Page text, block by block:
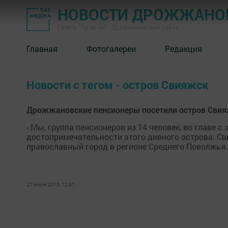
НОВОСТИ
Главная Фотогалереи Редакция
Новости с тегом - остров Свияжск
Дрожжановские пенсионеры посетили остров
- Мы, группа пенсионеров из 14 человек, во главе
достопримечательности этого дивного острова.
православный город в регионе Среднего Поволжья.
27 июля 2015, 12:31